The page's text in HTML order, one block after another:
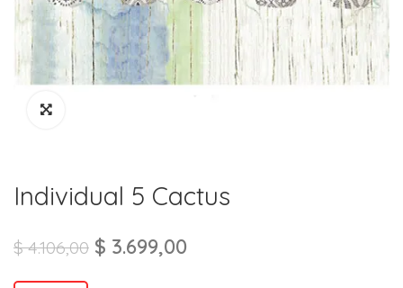
Individual 5 Cactus
$4.106,00 $ 3.699,00